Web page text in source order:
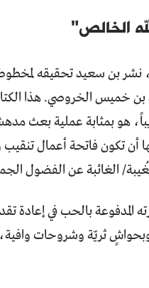
الخالص"
في مطلع العام 2017، نشر بن سعيد
خميس الخروصي. هذا
تقريباً، هو بمثابة عملية
أن تكون فاتحة أعمال
الغائبة عن الفضول
المدفوعة بالحب في إعادة
ثريّة وشروحات